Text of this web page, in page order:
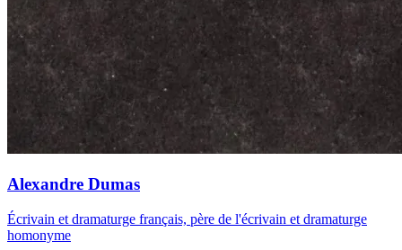
Alexandre Dumas
Écrivain et dramaturge français, père de l'écrivain et dramaturge
homonyme